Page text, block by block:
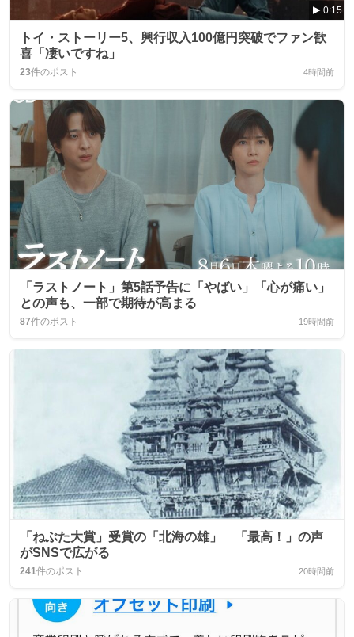
0:15
トイ・ストーリー5、興行収入100億円突破でファン歓
喜「凄いですね」
23件のポスト 4時間前
「ラストノート」第5話予告に「やばい」「心が痛い」
との声も、一部で期待が高まる
87件のポスト 19時間前
「ねぶた大賞」受賞の「北海の雄」 「最高！」の声
がSNSで広がる
241件のポスト 20時間前